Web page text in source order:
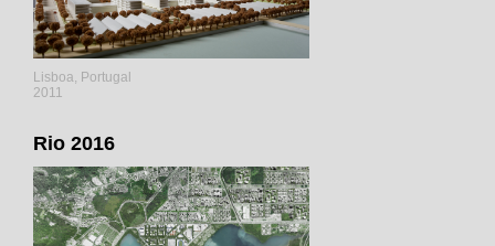
Lisboa, Portugal
2011
Rio 2016